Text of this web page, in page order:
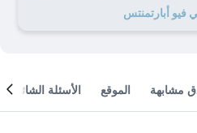
مشابهة الموقع الأسئلة الشائعة